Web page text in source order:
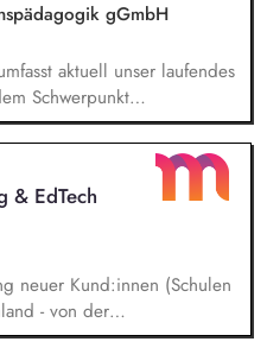
gGmbH
aktuell unser laufendes
Schwerpunkt
Grundschule" sowie
bezogene Projekte
und
von der Grundschule bis in
Sprachenbildung
zielgruppengerechte und
und begleitet pädagogische
wie offline.
& EdTech
neuer Kund:innen (Schulen
- von der
Dabei arbeitest